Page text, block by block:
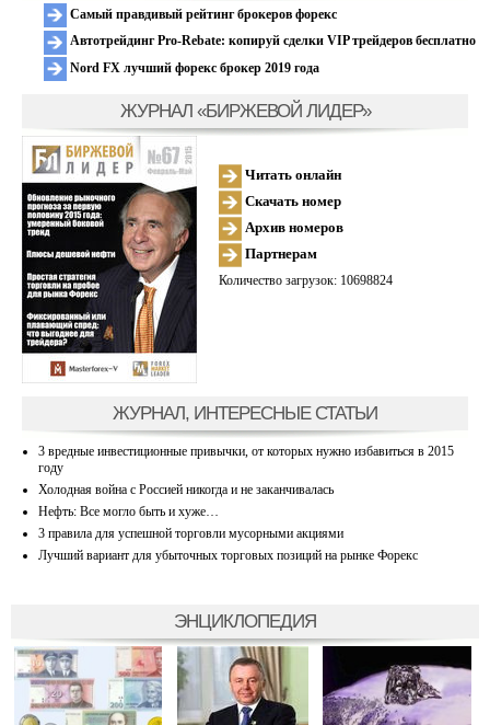
Самый правдивый рейтинг брокеров форекс
Автотрейдинг Pro-Rebate: копируй сделки VIP трейдеров бесплатно
Nord FX лучший форекс брокер 2019 года
ЖУРНАЛ «БИРЖЕВОЙ ЛИДЕР»
Читать онлайн
Скачать номер
Архив номеров
Партнерам
Количество загрузок: 10698824
ЖУРНАЛ, ИНТЕРЕСНЫЕ СТАТЬИ
3 вредные инвестиционные привычки, от которых нужно избавиться в 2015
году
Холодная война с Россией никогда и не заканчивалась
Нефть: Все могло быть и хуже…
3 правила для успешной торговли мусорными акциями
Лучший вариант для убыточных торговых позиций на рынке Форекс
ЭНЦИКЛОПЕДИЯ